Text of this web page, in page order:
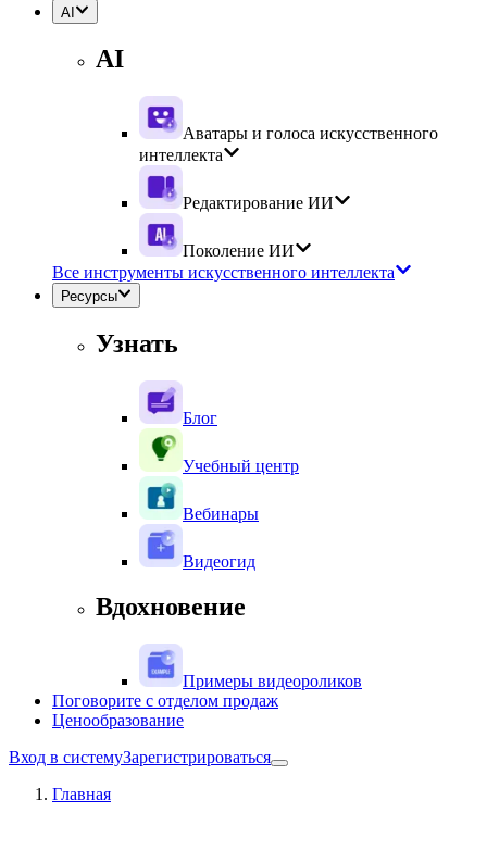
AI
AI
Аватары и голоса искусственного
интеллекта
Редактирование ИИ
Поколение ИИ
Все инструменты искусственного интеллекта
Ресурсы
Узнать
Блог
Учебный центр
Вебинары
Видеогид
Вдохновение
Примеры видеороликов
Поговорите с отделом продаж
Ценообразование
Вход в системуЗарегистрироваться
Главная